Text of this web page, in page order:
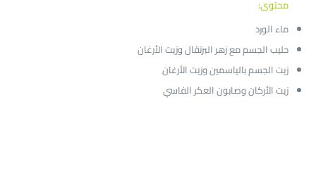
محتوى:
ماء الورد
حليب الجسم مع زهر البرتقال وزيت الأرغان
زيت الجسم بالياسمين وزيت الأرغان
زيت الأركان وصابون العكر الفاسي